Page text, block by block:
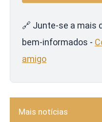
🔗 Junte-se a mais
bem-informados -
amigo
Mais notícias